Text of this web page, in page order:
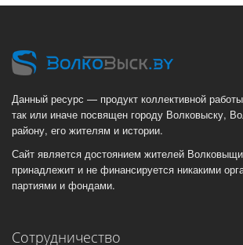
Данный ресурс — продукт коллективной
так или иначе посвящен городу Волковыску,
району, его жителям и истории.
Сайт является достоянием жителей
принадлежит и не финансируется никакими
партиями и фондами.
Сотрудничество